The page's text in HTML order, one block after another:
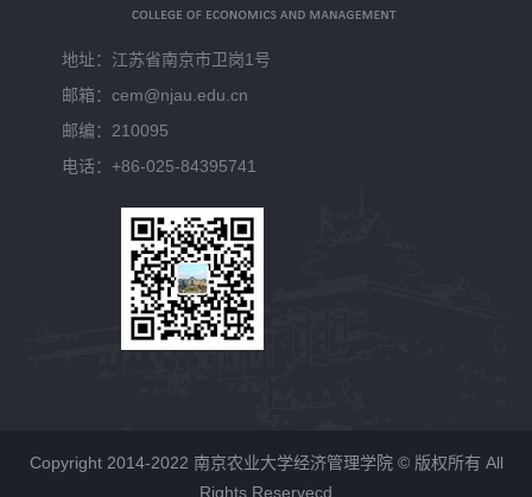
地址：江苏省南京市卫岗1号
邮箱：cem@njau.edu.cn
邮编：210095
电话：+86-025-84395741
Copyright 2014-2022 南京农业大学经济管理学院 © 版权所有 All
Rights Reservecd